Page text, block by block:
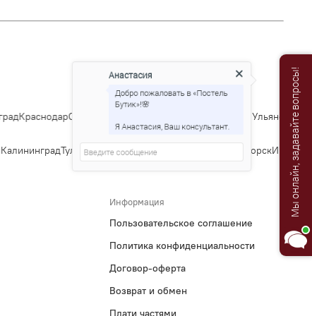
КраснодарСаратов Ульяновск
Тула КурскСтаврополь МагнитогорскИваново
Информация
Пользовательское соглашение
Политика конфиденциальности
Договор-оферта
Возврат и обмен
Плати частями
Мы онлайн, задавайте вопросы!
Анастасия
Добро пожаловать в «Постель
Бутик»!🌸
Я Анастасия, Ваш консультант.